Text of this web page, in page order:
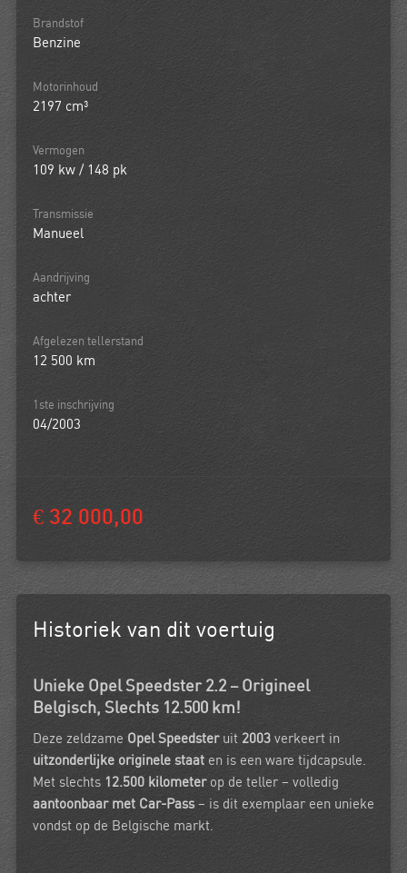
Brandstof
Benzine
Motorinhoud
2197 cm³
Vermogen
109 kw / 148 pk
Transmissie
Manueel
Aandrijving
achter
Afgelezen tellerstand
12 500 km
1ste inschrijving
04/2003
€ 32 000,00
Historiek van dit voertuig
Unieke Opel Speedster 2.2 – Origineel
Belgisch, Slechts 12.500 km!
Deze zeldzame Opel Speedsteruit 2003 verkeert in
uitzonderlijke originele staat en is een ware tijdcapsule.
Met slechts 12.500 kilometerop de teller – volledig
aantoonbaar met Car-Pass– is dit exemplaar een unieke
vondst op de Belgische markt.